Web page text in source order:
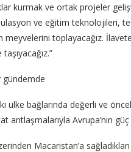
kurmak ve ortak projeler
ve eğitim teknolojileri,
meyvelerini toplayacağız.
ülke bağlarında değerli ve
antlaşmalarıyla Avrupa’nın
Macaristan’a